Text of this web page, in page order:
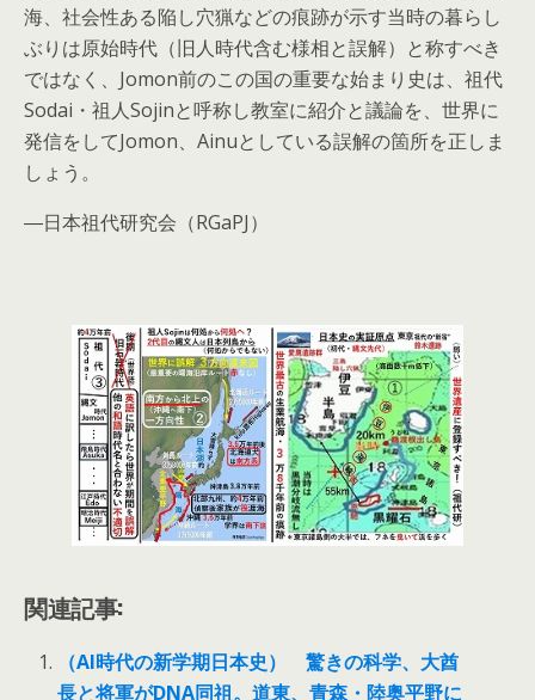
海、社会性ある陥し穴猟などの痕跡が示す当時の暮らし
ぶりは原始時代（旧人時代含む様相と誤解）と称すべき
ではなく、Jomon前のこの国の重要な始まり史は、祖代
Sodai・祖人Sojinと呼称し教室に紹介と議論を、世界に
発信をしてJomon、Ainuとしている誤解の箇所を正しま
しょう。
―日本祖代研究会（RGaPJ）
関連記事:
（AI時代の新学期日本史） 驚きの科学、大酋
長と将軍がDNA同祖。道東、青森・陸奥平野に